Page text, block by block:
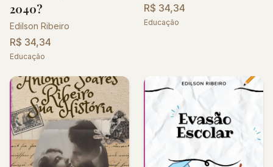
2040?
Edilson Ribeiro
R$ 34,34
Educação
R$ 34,34
Educação